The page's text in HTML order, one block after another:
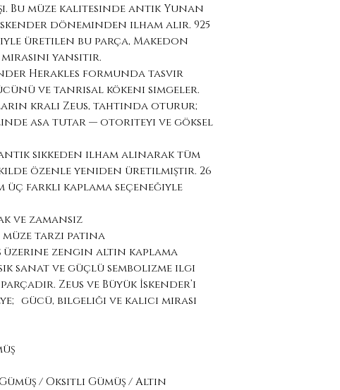
Bu müze kalitesinde antik Yunan
döneminden ilham alır. 925
üretilen bu parça, Makedon
yansıtır.
Herakles formunda tasvir
ve tanrısal kökeni simgeler.
kralı Zeus, tahtında oturur;
asa tutar — otoriteyi ve göksel
sikkeden ilham alınarak tüm
özenle yeniden üretilmiştir. 26
üç farklı kaplama seçeneğiyle
ve zamansız
tarzı patina
üzerine zengin altın kaplama
sanat ve güçlü sembolizme ilgi
Zeus ve Büyük İskender’i
gücü, bilgeliği ve kalıcı mirası
/ Oksitli Gümüş / Altın